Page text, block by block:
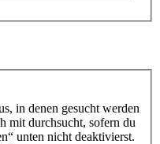
in denen gesucht werden
mit durchsucht, sofern du
unten nicht deaktivierst.